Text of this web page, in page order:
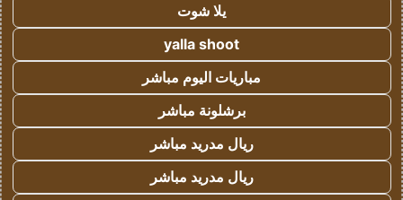
يلا شوت
yalla shoot
مباريات اليوم مباشر
برشلونة مباشر
ريال مدريد مباشر
ريال مدريد مباشر